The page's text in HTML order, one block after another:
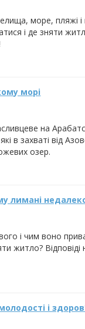
море, пляжі
і де зняти
морі
на
в захваті від
озер.
лимані
і чим воно
житло? Відповіді
і